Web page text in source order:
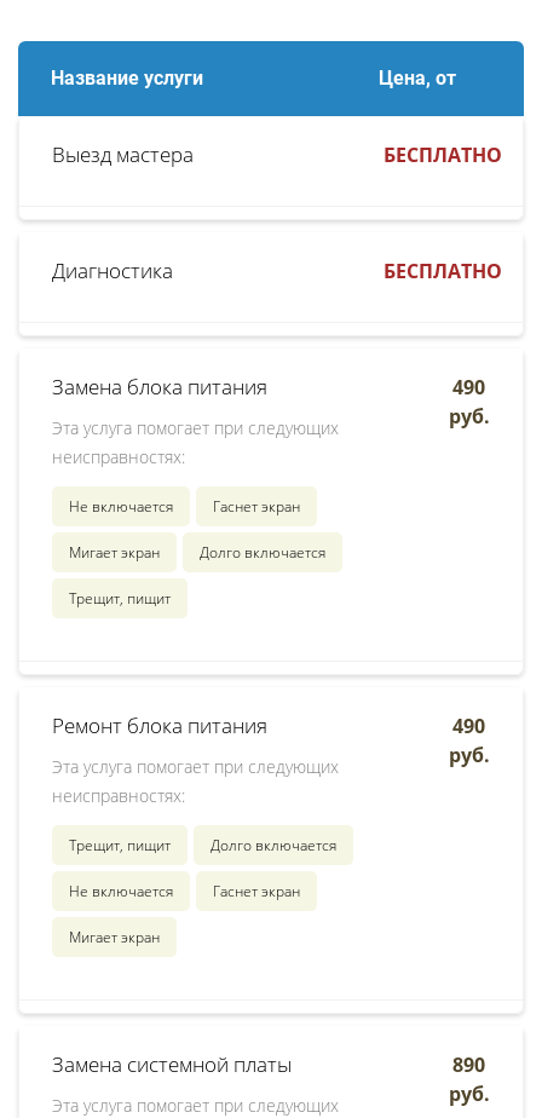
Название услуги Цена, от
Выезд мастера БЕСПЛАТНО
Диагностика БЕСПЛАТНО
Замена блока питания
Эта услуга помогает при следующих
неисправностях:
Не включается Гаснет экран
Мигает экран Долго включается
Трещит, пищит
490
руб.
Ремонт блока питания
Эта услуга помогает при следующих
неисправностях:
Трещит, пищит Долго включается
Не включается Гаснет экран
Мигает экран
490
руб.
Замена системной платы
Эта услуга помогает при следующих
890
руб.